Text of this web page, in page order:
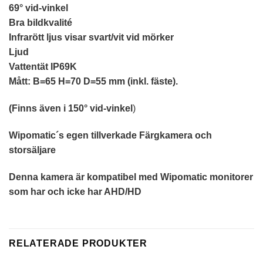
69° vid-vinkel
Bra bildkvalité
Infrarött ljus visar svart/vit vid mörker
Ljud
Vattentät IP69K
Mått: B=65 H=70 D=55 mm (inkl. fäste).
(Finns även i 150° vid-vinkel )
Wipomatic´s egen tillverkade Färgkamera och
storsäljare
Denna kamera är kompatibel med Wipomatic monitorer
som har och icke har AHD/HD
RELATERADE PRODUKTER